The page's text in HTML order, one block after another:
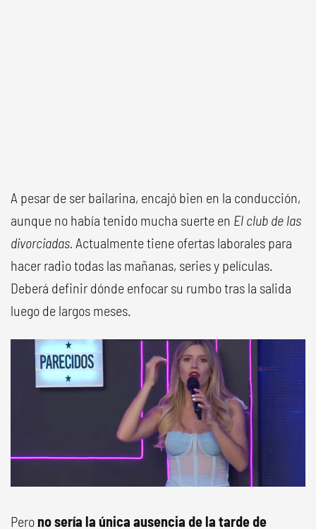
A pesar de ser bailarina, encajó bien en la conducción,
aunque no había tenido mucha suerte en El club de las
divorciadas. Actualmente tiene ofertas laborales para
hacer radio todas las mañanas, series y películas.
Deberá definir dónde enfocar su rumbo tras la salida
luego de largos meses.
Pero no sería la única ausencia de la tarde de